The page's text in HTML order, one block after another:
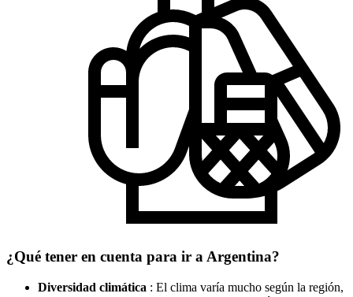
¿Qué tener en cuenta para ir a Argentina?
Diversidad climática : El clima varía mucho según la región,